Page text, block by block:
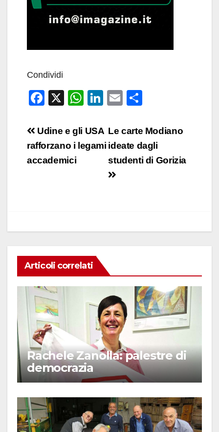
Condividi
F
c
e
b
X
W
at
s
Li
k
e
dI
n
E
ail n
di
vi
Navigazione
articoli
Le carte Modiano
ideate dagli
studenti di Gorizia
Udine e gli USA
rafforzano i legami
accademici
Articoli correlati
Rachele Zanolla: palestre di
democrazia